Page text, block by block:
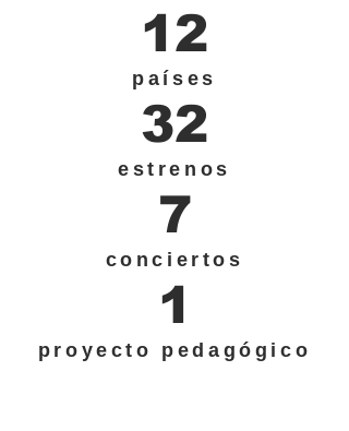
12
países
32
estrenos
7
conciertos
1
proyecto pedagógico